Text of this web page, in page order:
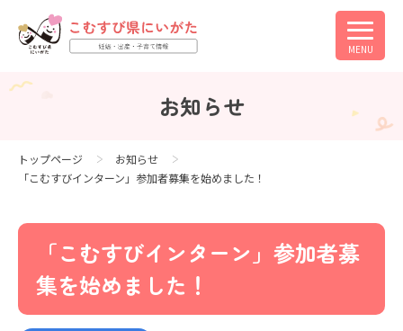
MENU
お知らせ
トップページ
お知らせ
「こむすびインターン」参加者募集を始めました！
「こむすびインターン」参加者募
集を始めました！